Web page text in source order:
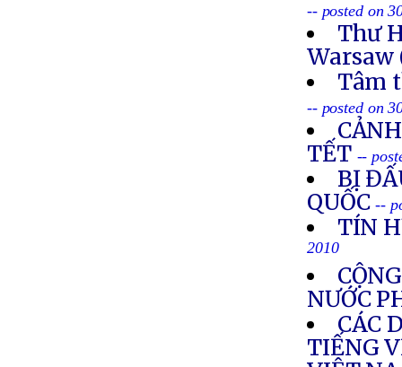
-- posted on
Thư
Tâm
-- posted on
TẾT --
BỊ
QUỐC --
TÍN
2010
NƯỚC
CÁC
TIẾNG